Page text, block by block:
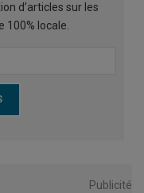
d’articles sur les
100% locale.
Publicité